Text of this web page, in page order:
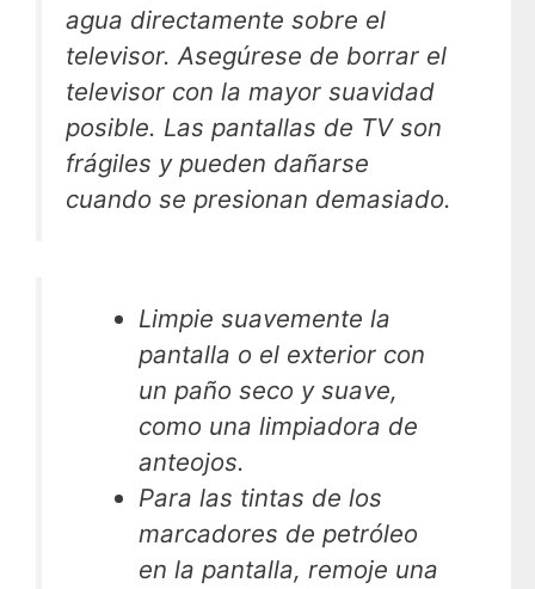
agua directamente sobre el
televisor. Asegúrese de borrar el
televisor con la mayor suavidad
posible. Las pantallas de TV son
frágiles y pueden dañarse
cuando se presionan demasiado.
Limpie suavemente la
pantalla o el exterior con
un paño seco y suave,
como una limpiadora de
anteojos.
Para las tintas de los
marcadores de petróleo
en la pantalla, remoje una